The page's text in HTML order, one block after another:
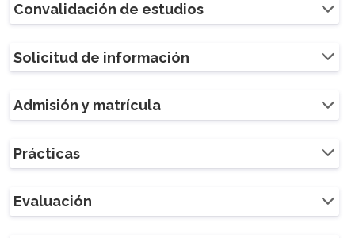
Convalidación de estudios
Solicitud de información
Admisión y matrícula
Prácticas
Evaluación